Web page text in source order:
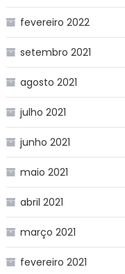
fevereiro 2022
setembro 2021
agosto 2021
julho 2021
junho 2021
maio 2021
abril 2021
março 2021
fevereiro 2021